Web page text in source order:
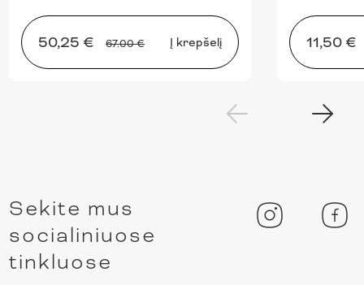
Į krepšelį
50,25 € 67.00 € 11,50 €
Sekite mus
socialiniuose
tinkluose